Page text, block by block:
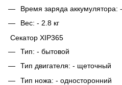
Время заряда аккумулятора:
Вес: - 2.8 кг
Секатор XIP365
Тип: - бытовой
Тип двигателя: - щеточный
Тип ножа: - односторонний